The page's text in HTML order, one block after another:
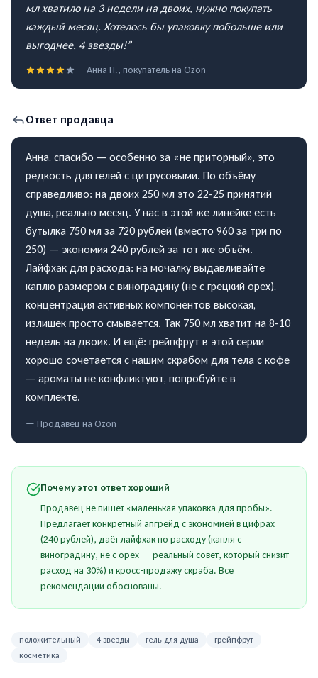
мл хватило на 3 недели на двоих, нужно покупать
каждый месяц. Хотелось бы упаковку побольше или
выгоднее. 4 звезды!”
— Анна П., покупатель на Ozon
Ответ продавца
Анна, спасибо — особенно за «не приторный», это
редкость для гелей с цитрусовыми. По объёму
справедливо: на двоих 250 мл это 22-25 принятий
душа, реально месяц. У нас в этой же линейке есть
бутылка 750 мл за 720 рублей (вместо 960 за три по
250) — экономия 240 рублей за тот же объём.
Лайфхак для расхода: на мочалку выдавливайте
каплю размером с виноградину (не с грецкий орех),
концентрация активных компонентов высокая,
излишек просто смывается. Так 750 мл хватит на 8-10
недель на двоих. И ещё: грейпфрут в этой серии
хорошо сочетается с нашим скрабом для тела с кофе
— ароматы не конфликтуют, попробуйте в
комплекте.
— Продавец на Ozon
Почему этот ответ хороший
Продавец не пишет «маленькая упаковка для пробы».
Предлагает конкретный апгрейд с экономией в цифрах
(240 рублей), даёт лайфхак по расходу (капля с
виноградину, не с орех — реальный совет, который снизит
расход на 30%) и кросс-продажу скраба. Все
рекомендации обоснованы.
положительный 4 звезды гель для душа
грейпфрут
косметика